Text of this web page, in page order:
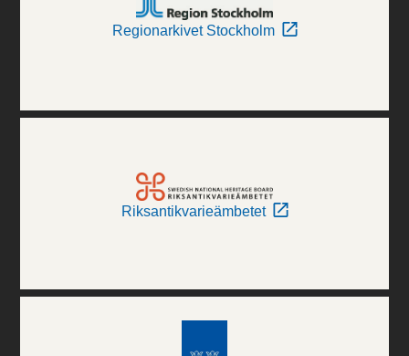
Regionarkivet Stockholm
Riksantikvarieämbetet